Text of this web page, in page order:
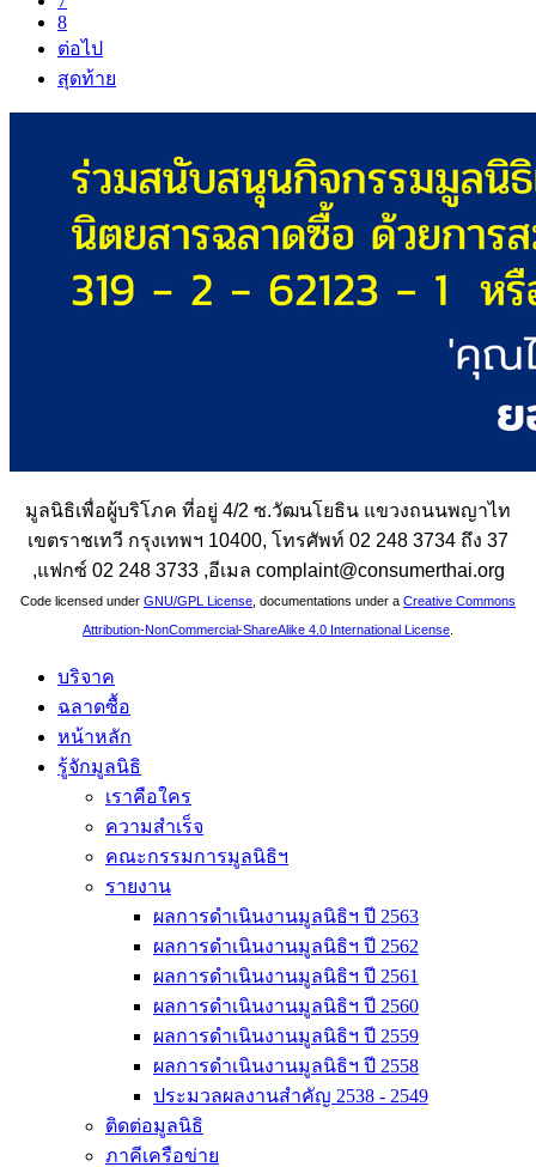
8
ต่อไป
สุดท้าย
มูลนิธิเพื่อผู้บริโภค ที่อยู่ 4/2 ซ.วัฒนโยธิน แขวงถนนพญาไท
เขตราชเทวี กรุงเทพฯ 10400, โทรศัพท์ 02 248 3734 ถึง 37
,แฟกซ์ 02 248 3733 ,อีเมล complaint@consumerthai.org
Code licensed under GNU/GPL License , documentations under a Creative Commons
Attribution-NonCommercial-ShareAlike 4.0 International License
บริจาค
ฉลาดซื้อ
หน้าหลัก
รู้จักมูลนิธิ
เราคือใคร
ความสำเร็จ
คณะกรรมการมูลนิธิฯ
รายงาน
ผลการดำเนินงานมูลนิธิฯ ปี 2563
ผลการดำเนินงานมูลนิธิฯ ปี 2562
ผลการดำเนินงานมูลนิธิฯ ปี 2561
ผลการดำเนินงานมูลนิธิฯ ปี 2560
ผลการดำเนินงานมูลนิธิฯ ปี 2559
ผลการดำเนินงานมูลนิธิฯ ปี 2558
ประมวลผลงานสำคัญ 2538 - 2549
ติดต่อมูลนิธิ
ภาคีเครือข่าย